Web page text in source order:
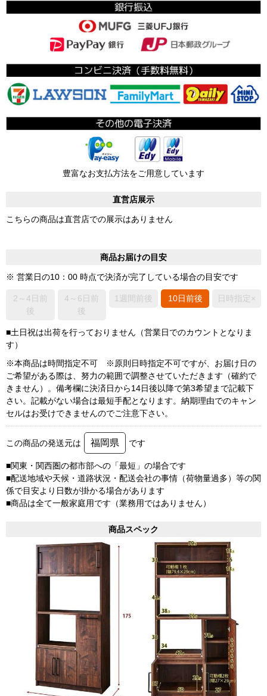
豊富なお支払方法をご用意しています
直営店展示
こちらの商品は直営店での展示はありません
商品お届けの目安
※ 営業日の10：00 時点で決済が完了している場合の目安です
2～4日前
後
4～6日前
後
1週間前後 10日前後 日時指定×
■土日祝は出荷を行っておりません（営業日でのカウントとなりま
す）
※本商品は時間指定不可 ※原則日時指定不可ですが、お届け日の
ご希望がある際は、努力の範囲で調整させていただきます（確約で
きません）。備考欄に決済日から14日後以降で第3希望まで記載下
さい。記載がない場合は最短手配となります。納期理由でのキャン
セルはお受けできませんのでご注意下さい。
この商品の発送元は 福岡県 です
■関東・関西圏の都市部への「最短」の場合です
■配送地域や天候・道路状況・配送会社の事情（荷物量過多）等の関
係で目安より日数が掛かる場合があります
■商品は全て一般家庭用です（業務用ではありません）
商品スペック